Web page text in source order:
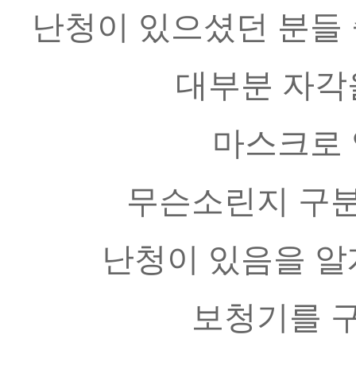
난청이 있으셨던 분
대부분 자
마스크
무슨소린지 구
난청이 있음을
보청기를